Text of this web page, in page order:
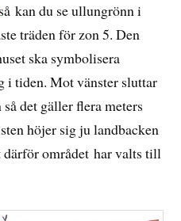
så kan du se ullungrönn i
träden för zon 5. Den
ska symbolisera
i tiden. Mot vänster sluttar
det gäller flera meters
höjer sig ju landbacken
därför området har valts till